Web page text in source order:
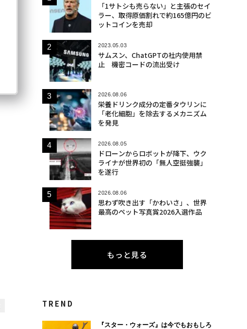
「1サトシも売らない」と主張のセイ
ラー、取得原価割れで約165億円のビ
ットコインを売却
2023.05.03
サムスン、ChatGPTの社内使用禁
止 機密コードの流出受け
2026.08.06
栄養ドリンク成分の定番タウリンに
「老化細胞」を除去するメカニズム
を発見
2026.08.05
ドローンからロボットが降下、ウク
ライナが世界初の「無人空挺強襲」
を遂行
2026.08.06
思わず吹き出す「かわいさ」、世界
最高のペット写真賞2026入選作品
もっと見る
TREND
『スター・ウォーズ』は今でもおもしろ